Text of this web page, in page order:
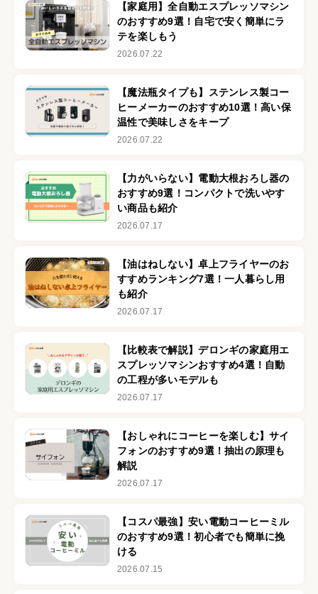
【家庭用】全自動エスプレッソマシン
のおすすめ9選！自宅で安く簡単にラ
テを楽しもう
2026.07.22
【魔法瓶タイプも】ステンレス製コー
ヒーメーカーのおすすめ10選！高い保
温性で美味しさをキープ
2026.07.22
【力がいらない​】電動大根おろし器の
おすすめ9選！コンパクトで洗いやす
い商品も紹介
2026.07.17
【油はねしない】卓上フライヤーのお
すすめランキング7選！一人暮らし用
も紹介
2026.07.17
【比較表で解説】デロンギの家庭用エ
スプレッソマシンおすすめ4選！自動
の工程が多いモデルも
2026.07.17
【おしゃれにコーヒーを楽しむ】サイ
フォンのおすすめ9選！抽出の原理も
解説
2026.07.17
【コスパ最強】安い電動コーヒーミル
のおすすめ9選！初心者でも簡単に挽
ける
2026.07.15